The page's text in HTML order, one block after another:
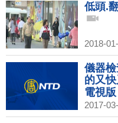
低頭.
2018-
儀器
的又
電視版
2017-